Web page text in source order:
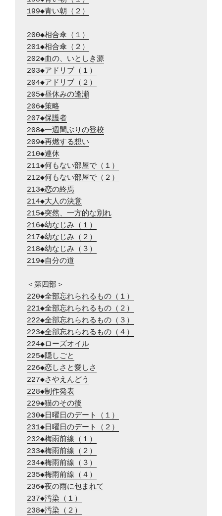
199◆青い朝（２）
200◆相合傘（１）
201◆相合傘（２）
202◆血の、いとしき源
203◆アドリブ（１）
204◆アドリブ（２）
205◆昼休みの逢瀬
206◆策略
207◆保護者
208◆一週間ぶりの登校
209◆再燃する想い
210◆連休
211◆何もない部屋で（１）
212◆何もない部屋で（２）
213◆恋の終焉
214◆大人の決意
215◆突然、一方的な別れ
216◆幼なじみ（１）
217◆幼なじみ（２）
218◆幼なじみ（３）
219◆自分の道
220◆全部忘れられるもの（１）
221◆全部忘れられるもの（２）
222◆全部忘れられるもの（３）
223◆全部忘れられるもの（４）
224◆ローズオイル
225◆隠しごと
226◆恋しさと愛しさ
227◆さやえんどう
228◆制作発表
229◆猫のその後
230◆日曜日のデート（１）
231◆日曜日のデート（２）
232◆梅雨前線（１）
233◆梅雨前線（２）
234◆梅雨前線（３）
235◆梅雨前線（４）
236◆夜の雨に包まれて
237◆汚染（１）
238◆汚染（２）